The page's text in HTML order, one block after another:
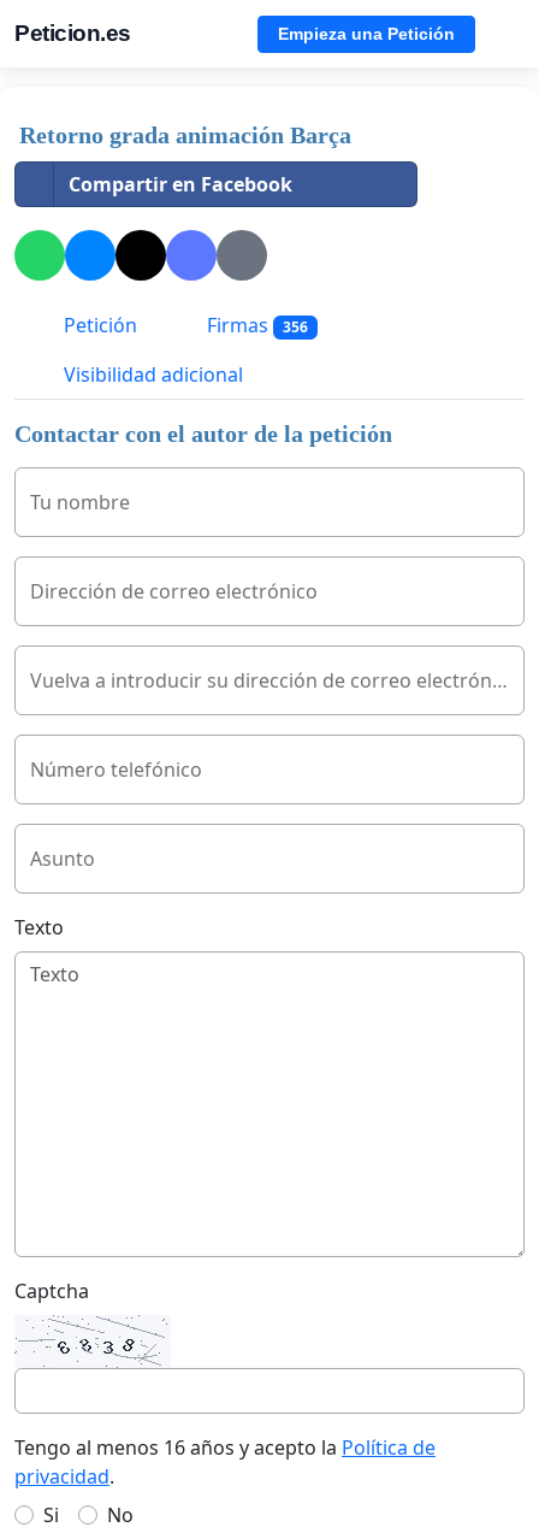
Peticion.es Empieza una Petición
Retorno grada animación Barça
Compartir en Facebook
Petición Firmas 356
Visibilidad adicional
Contactar con el autor de la petición
Tu nombre
Dirección de correo electrónico
Vuelva a introducir su dirección de correo electrónico
Número telefónico
Asunto
Texto
Captcha
Tengo al menos 16 años y acepto la Política de
privacidad.
Si
No